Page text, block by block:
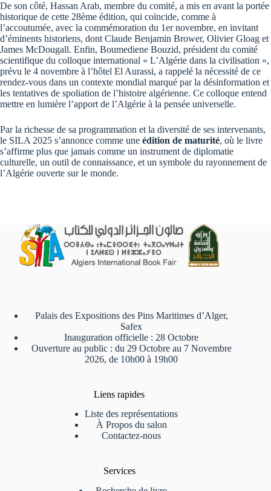
De son côté, Hassan Arab, membre du comité, a mis en avant la portée
historique de cette 28ème édition, qui coïncide, comme à
l’accoutumée, avec la commémoration du 1er novembre, en invitant
d’éminents historiens, dont Claude Benjamin Brower, Olivier Gloag et
James McDougall. Enfin, Boumediene Bouzid, président du comité
scientifique du colloque international « L’Algérie dans la civilisation »,
prévu le 4 novembre à l’hôtel El Aurassi, a rappelé la nécessité de ce
rendez-vous dans un contexte mondial marqué par la désinformation et
les tentatives de spoliation de l’histoire algérienne. Ce colloque entend
mettre en lumière l’apport de l’Algérie à la pensée universelle.
Par la richesse de sa programmation et la diversité de ses intervenants,
le SILA 2025 s’annonce comme une édition de maturité, où le livre
s’affirme plus que jamais comme un instrument de diplomatie
culturelle, un outil de connaissance, et un symbole du rayonnement de
l’Algérie ouverte sur le monde.
Palais des Expositions des Pins Maritimes d’Alger,
Safex
Inauguration officielle : 28 Octobre
Ouverture au public : du 29 Octobre au 7 Novembre
2026, de 10h00 à 19h00
Liens rapides
Liste des représentations
À Propos du salon
Contactez-nous
Services